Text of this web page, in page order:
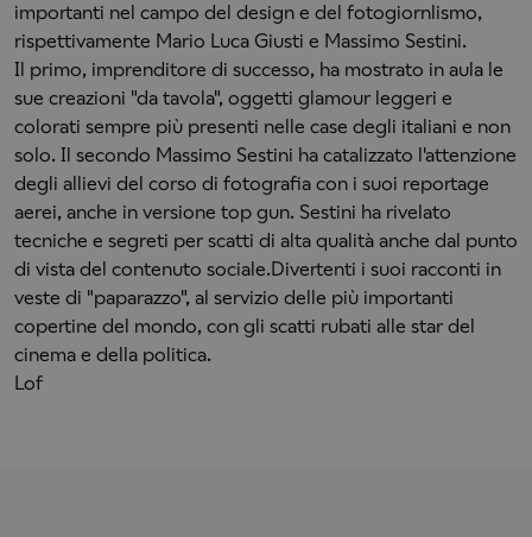
importanti nel campo del design e del fotogiornlismo,
rispettivamente Mario Luca Giusti e Massimo Sestini.
Il primo, imprenditore di successo, ha mostrato in aula le
sue creazioni "da tavola", oggetti glamour leggeri e
colorati sempre più presenti nelle case degli italiani e non
solo. Il secondo Massimo Sestini ha catalizzato l'attenzione
degli allievi del corso di fotografia con i suoi reportage
aerei, anche in versione top gun. Sestini ha rivelato
tecniche e segreti per scatti di alta qualità anche dal punto
di vista del contenuto sociale.Divertenti i suoi racconti in
veste di "paparazzo", al servizio delle più importanti
copertine del mondo, con gli scatti rubati alle star del
cinema e della politica.
Lof